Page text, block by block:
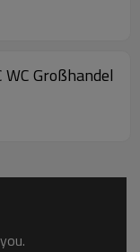
Großhandel